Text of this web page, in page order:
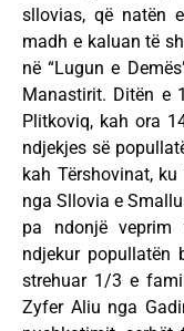
sllovias, që natën
madh e kaluan të
në “Lugun e
Manastirit. Ditën e
Plitkoviq, kah ora
ndjekjes së
kah Tërshovinat,
nga Sllovia e
pa ndonjë veprim
ndjekur popullatën
strehuar 1/3 e
Zyfer Aliu nga